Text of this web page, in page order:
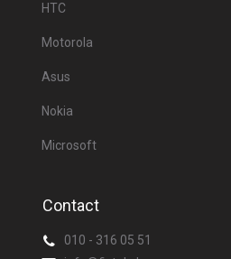
HTC
Motorola
Asus
Nokia
Microsoft
Contact
010 - 316 05 51